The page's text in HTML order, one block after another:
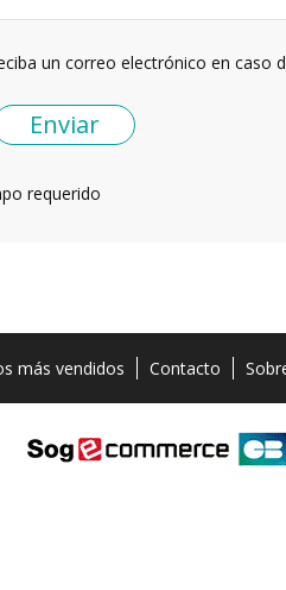
un correo electrónico en caso
requerido
más vendidos Contacto